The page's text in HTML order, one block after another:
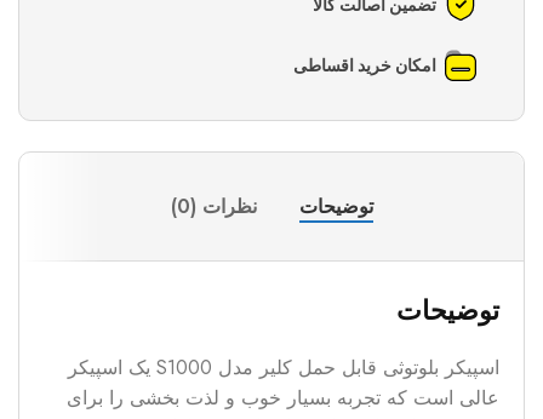
تضمین اصالت کالا
امکان خرید اقساطی
توضیحات نظرات (0)
توضیحات
اسپیکر بلوتوثی قابل حمل کلیر مدل S1000 یک اسپیکر
عالی است که تجربه بسیار خوب و لذت بخشی را برای